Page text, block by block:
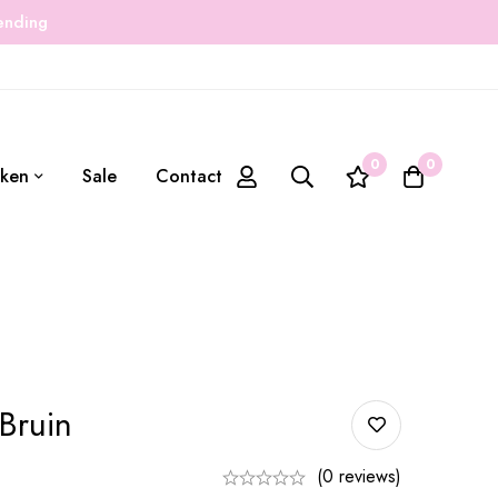
Sale Contact 0 0
(0 reviews)